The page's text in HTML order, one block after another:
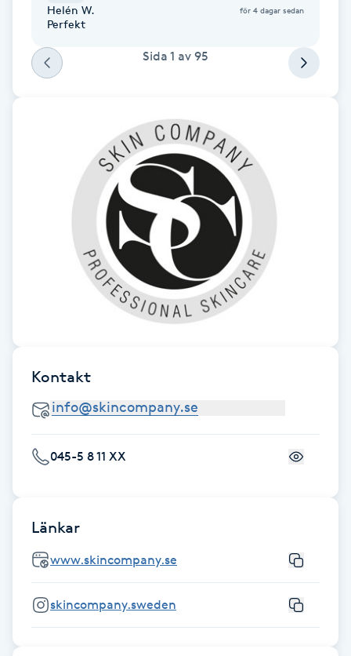
Nagelförlängning glasfiber
Nagelförlängning silke
Nagelförstärkning
Nagelklippning
Nagelsvamp
Nagelvård
Naglar borttagning
NBE-massage
Ny frisyr
Helén W. för 4 dagar sedan
Perfekt
Sida 1 av 95
Kontakt
045-5 8 11 XX
Länkar
www.skincompany.se
skincompany.sweden